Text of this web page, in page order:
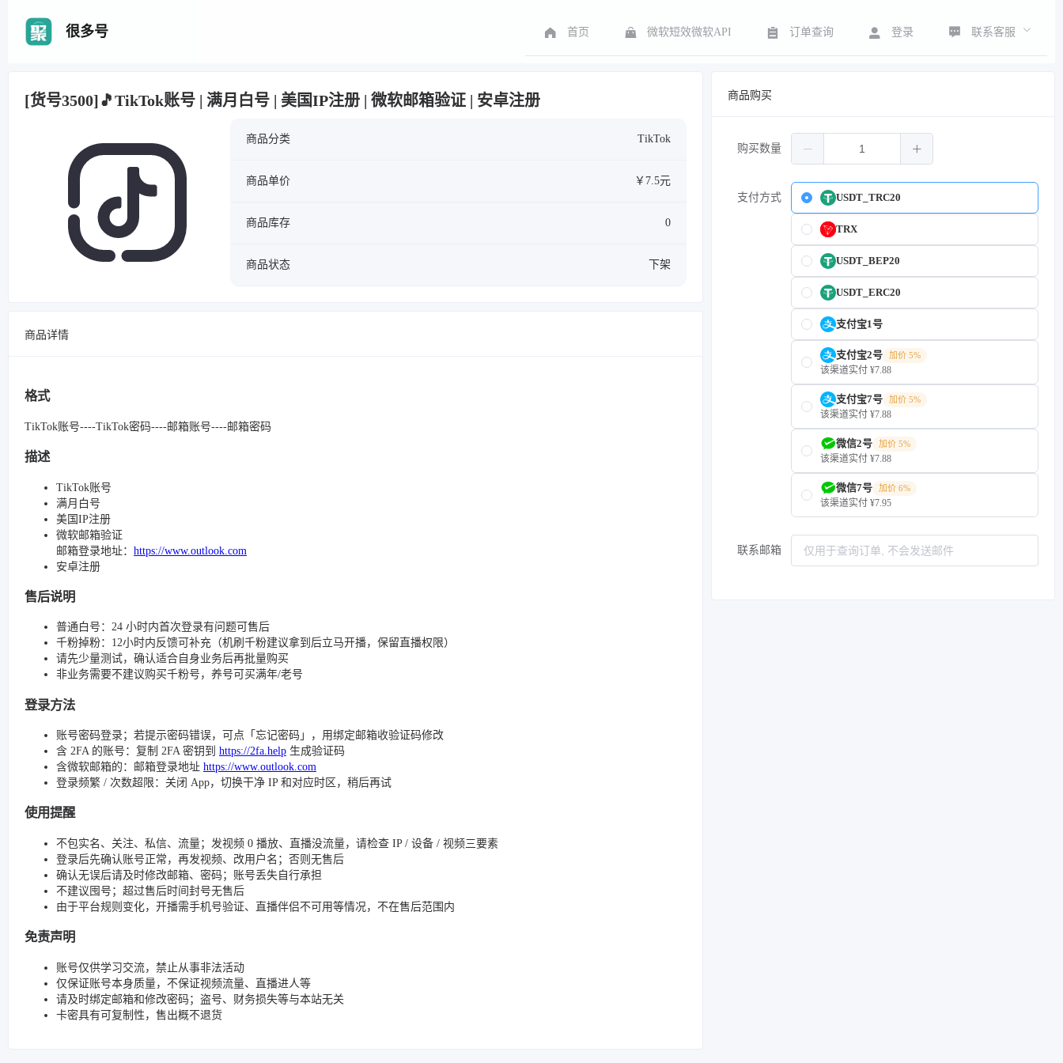
很多号 首页 微软短效微软API 订单查询 登录 联系客服
[货号3500]🎵TikTok账号 | 满月白号 | 美国IP注册 | 微软邮箱验证 | 安卓注册
商品分类 TikTok
商品单价 ￥7.5元
商品库存 0
商品状态 下架
商品详情
格式
TikTok账号----TikTok密码----邮箱账号----邮箱密码
描述
TikTok账号
满月白号
美国IP注册
微软邮箱验证
邮箱登录地址： https://www.outlook.com
安卓注册
售后说明
普通白号：24 小时内首次登录有问题可售后
千粉掉粉：12小时内反馈可补充（机刷千粉建议拿到后立马开播，保留直播权限）
请先少量测试，确认适合自身业务后再批量购买
非业务需要不建议购买千粉号，养号可买满年/老号
登录方法
账号密码登录；若提示密码错误，可点「忘记密码」，用绑定邮箱收验证码修改
含 2FA 的账号：复制 2FA 密钥到 https://2fa.help 生成验证码
含微软邮箱的：邮箱登录地址 https://www.outlook.com
登录频繁 / 次数超限：关闭 App，切换干净 IP 和对应时区，稍后再试
使用提醒
不包实名、关注、私信、流量；发视频 0 播放、直播没流量，请检查 IP / 设备 / 视频三要素
登录后先确认账号正常，再发视频、改用户名；否则无售后
确认无误后请及时修改邮箱、密码；账号丢失自行承担
不建议囤号；超过售后时间封号无售后
由于平台规则变化，开播需手机号验证、直播伴侣不可用等情况，不在售后范围内
免责声明
账号仅供学习交流，禁止从事非法活动
仅保证账号本身质量，不保证视频流量、直播进人等
请及时绑定邮箱和修改密码；盗号、财务损失等与本站无关
卡密具有可复制性，售出概不退货
商品购买
购买数量
支付方式 USDT_TRC20
TRX
USDT_BEP20
USDT_ERC20
支付宝1号
支付宝2号 加价 5%
该渠道实付 ¥7.88
支付宝7号 加价 5%
该渠道实付 ¥7.88
微信2号 加价 5%
该渠道实付 ¥7.88
微信7号 加价 6%
该渠道实付 ¥7.95
联系邮箱